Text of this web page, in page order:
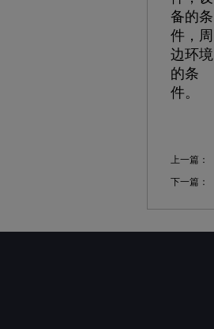
备的条
件，周
边环境
的条
件。
上一篇：
下一篇：